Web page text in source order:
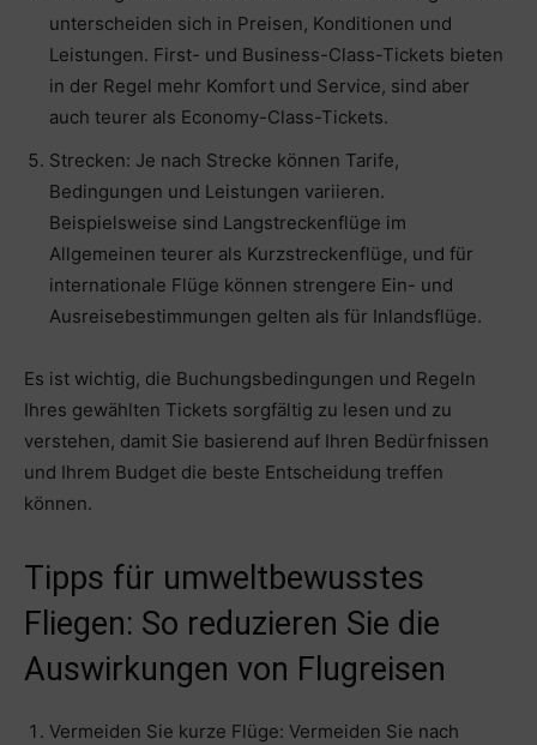
unterscheiden sich in Preisen, Konditionen und
Leistungen. First- und Business-Class-Tickets bieten
in der Regel mehr Komfort und Service, sind aber
auch teurer als Economy-Class-Tickets.
Strecken: Je nach Strecke können Tarife,
Bedingungen und Leistungen variieren.
Beispielsweise sind Langstreckenflüge im
Allgemeinen teurer als Kurzstreckenflüge, und für
internationale Flüge können strengere Ein- und
Ausreisebestimmungen gelten als für Inlandsflüge.
Es ist wichtig, die Buchungsbedingungen und Regeln
Ihres gewählten Tickets sorgfältig zu lesen und zu
verstehen, damit Sie basierend auf Ihren Bedürfnissen
und Ihrem Budget die beste Entscheidung treffen
können.
Tipps für umweltbewusstes
Fliegen: So reduzieren Sie die
Auswirkungen von Flugreisen
Vermeiden Sie kurze Flüge: Vermeiden Sie nach